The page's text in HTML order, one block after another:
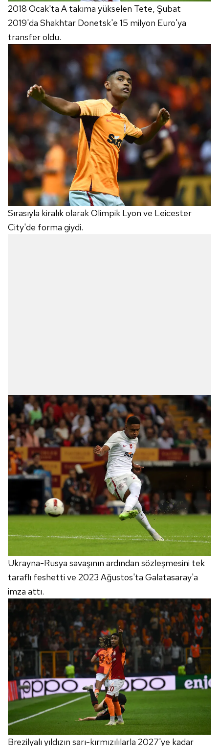
2018 Ocak'ta A takıma yükselen Tete, Şubat
2019'da Shakhtar Donetsk'e 15 milyon Euro'ya
transfer oldu.
Sırasıyla kiralık olarak Olimpik Lyon ve Leicester
City'de forma giydi.
Ukrayna-Rusya savaşının ardından sözleşmesini tek
taraflı feshetti ve 2023 Ağustos'ta Galatasaray'a
imza attı.
Brezilyalı yıldızın sarı-kırmızılılarla 2027'ye kadar